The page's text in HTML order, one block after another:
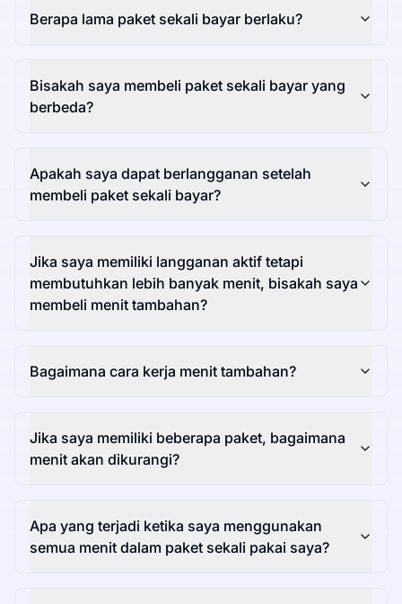
Berapa lama paket sekali bayar berlaku?
Bisakah saya membeli paket sekali bayar yang
berbeda?
Apakah saya dapat berlangganan setelah
membeli paket sekali bayar?
Jika saya memiliki langganan aktif tetapi
membutuhkan lebih banyak menit, bisakah saya
membeli menit tambahan?
Bagaimana cara kerja menit tambahan?
Jika saya memiliki beberapa paket, bagaimana
menit akan dikurangi?
Apa yang terjadi ketika saya menggunakan
semua menit dalam paket sekali pakai saya?